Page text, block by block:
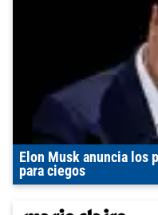
Elon Musk anuncia los
para ciegos